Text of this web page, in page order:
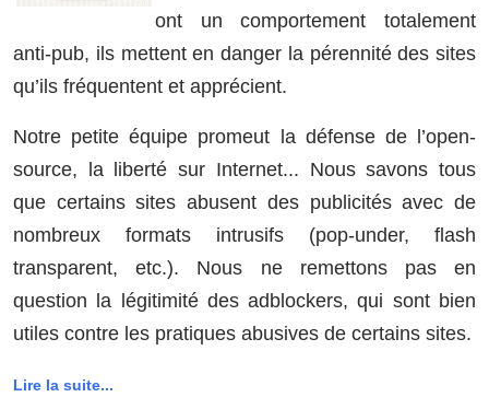
ont un comportement totalement
anti-pub, ils mettent en danger la pérennité des sites
qu’ils fréquentent et apprécient.
Notre petite équipe promeut la défense de l’open-
source, la liberté sur Internet... Nous savons tous
que certains sites abusent des publicités avec de
nombreux formats intrusifs (pop-under, flash
transparent, etc.). Nous ne remettons pas en
question la légitimité des adblockers, qui sont bien
utiles contre les pratiques abusives de certains sites.
Lire la suite...